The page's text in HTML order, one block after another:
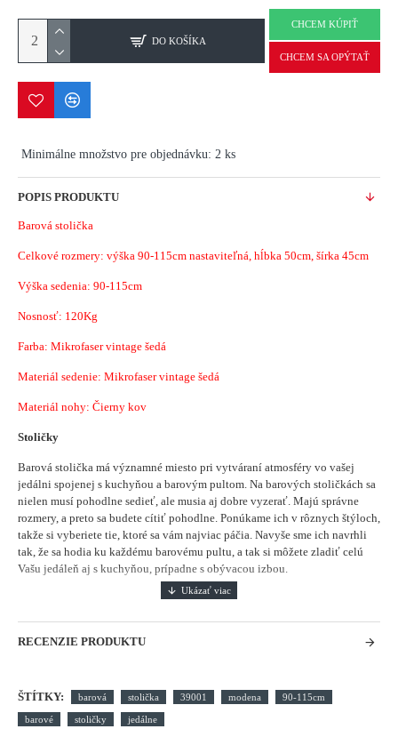
DO KOŠÍKA
CHCEM KÚPIŤ
CHCEM SA OPÝTAŤ
Minimálne množstvo pre objednávku: 2 ks
POPIS PRODUKTU
Barová stolička
Celkové rozmery: výška 90-115cm nastaviteľná, hĺbka 50cm, šírka 45cm
Výška sedenia: 90-115cm
Nosnosť: 120Kg
Farba: Mikrofaser vintage šedá
Materiál sedenie: Mikrofaser vintage šedá
Materiál nohy: Čierny kov
Stoličky
Barová stolička má významné miesto pri vytváraní atmosféry vo vašej
jedálni spojenej s kuchyňou a barovým pultom. Na barových stoličkách sa
nielen musí pohodlne sedieť, ale musia aj dobre vyzerať. Majú správne
rozmery, a preto sa budete cítiť pohodlne. Ponúkame ich v rôznych štýloch,
takže si vyberiete tie, ktoré sa vám najviac páčia. Navyše sme ich navrhli
tak, že sa hodia ku každému barovému pultu, a tak si môžete zladiť celú
Vašu jedáleň aj s kuchyňou, prípadne s obývacou izbou.
RECENZIE PRODUKTU
ŠTÍTKY: barová stolička 39001 modena 90-115cm
barové stoličky jedálne